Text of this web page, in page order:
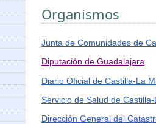
Organismos
Junta de Comunidades de
Diputación de Guadalajara
Diario Oficial de Castilla-La
Servicio de Salud de
Dirección General del